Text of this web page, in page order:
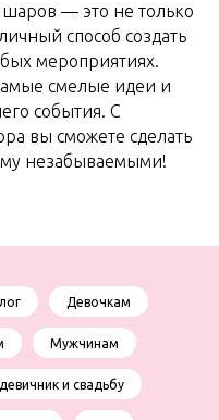
— это не только
способ создать
мероприятиях.
смелые идеи и
события. С
вы сможете сделать
незабываемыми!
Девочкам
Мужчинам
и свадьбу